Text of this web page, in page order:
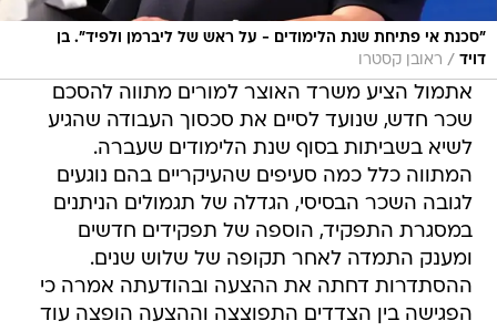
"סכנת אי פתיחת שנת הלימודים - על ראש של ליברמן ולפיד". בן
דויד / ראובן קסטרו
אתמול הציע משרד האוצר למורים מתווה להסכם
שכר חדש, שנועד לסיים את סכסוך העבודה שהגיע
לשיא בשביתות בסוף שנת הלימודים שעברה.
המתווה כלל כמה סעיפים שהעיקריים בהם נוגעים
לגובה השכר הבסיסי, הגדלה של תגמולים הניתנים
במסגרת התפקיד, הוספה של תפקידים חדשים
ומענק התמדה לאחר תקופה של שלוש שנים.
ההסתדרות דחתה את ההצעה ובהודעתה אמרה כי
הפגישה בין הצדדים התפוצצה וההצעה הופצה עוד